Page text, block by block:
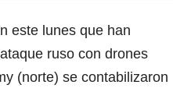
este lunes que han
ruso con drones
(norte) se contabilizaron